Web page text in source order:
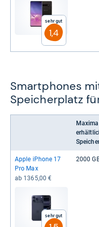
Sehr gut
1,4
Smartphones
Speicherplatz
Apple iPhone 17
Pro Max
ab 1365,00 €
Sehr gut
2000